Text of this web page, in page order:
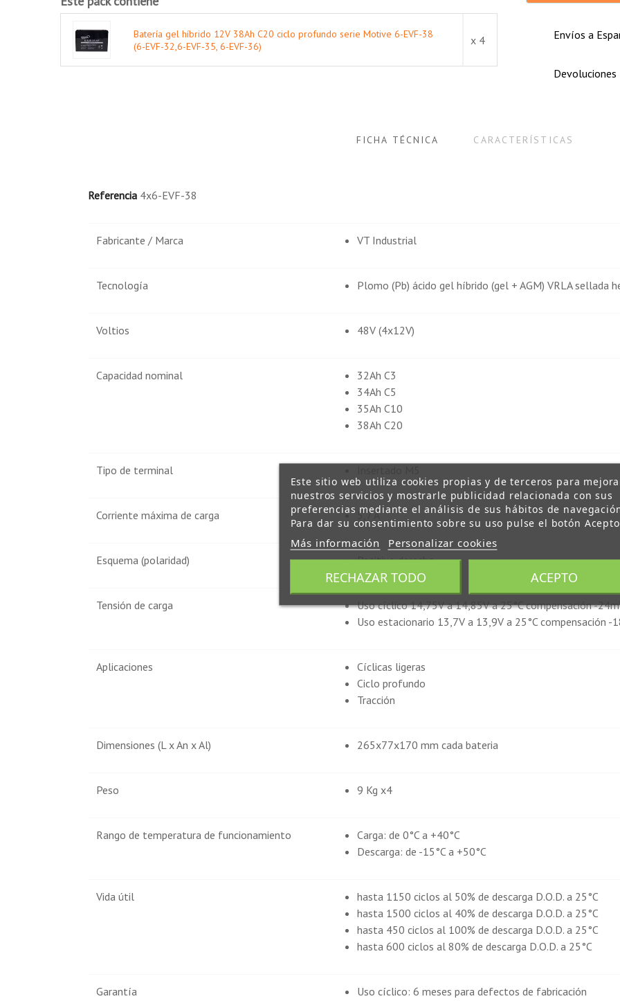
Batería gel híbrido 12V 38Ah C20 ciclo profundo serie Motive 6-EVF-38
(6-EVF-32,6-EVF-35, 6-EVF-36)
x 4 Envíos a
Devoluciones
FICHA TÉCNICA CARACTERÍSTICAS
Referencia 4x6-EVF-38
Fabricante / Marca VT Industrial
Tecnología Plomo (Pb) ácido gel híbrido (gel + AGM) VRLA sellada
Voltios 48V (4x12V)
Capacidad nominal
32Ah C3
34Ah C5
35Ah C10
38Ah C20
Tipo de terminal
Corriente máxima de carga 5,7 A
Esquema (polaridad) Positivo derecha
Tensión de carga
Uso cíclico 14,75V a 14,85V a 25°C compensación -
Uso estacionario 13,7V a 13,9V a 25°C compensación -
Aplicaciones
Cíclicas ligeras
Ciclo profundo
Tracción
Dimensiones (L x An x Al) 265x77x170 mm cada bateria
Peso 9 Kg x4
Rango de temperatura de funcionamiento
Carga: de 0°C a +40°C
Descarga: de -15°C a +50°C
Vida útil
hasta 1150 ciclos al 50% de descarga D.O.D. a 25°C
hasta 1500 ciclos al 40% de descarga D.O.D. a 25°C
hasta 450 ciclos al 100% de descarga D.O.D. a 25°C
hasta 600 ciclos al 80% de descarga D.O.D. a 25°C
Garantía Uso cíclico: 6 meses para defectos de fabricación
Sillas de ruedas y scooters eléctricos.
Cortacésped.
Transpaletas.
Plataformas elevadoras.
Este sitio web utiliza cookies propias y de terceros para
nuestros servicios y mostrarle publicidad relacionada con sus
preferencias mediante el análisis de sus hábitos de
Para dar su consentimiento sobre su uso pulse el botón
Más información Personalizar cookies
RECHAZAR TODO ACEPTO